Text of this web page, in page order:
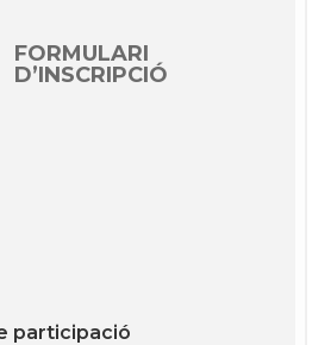
FORMULARI
D’INSCRIPCIÓ
participació